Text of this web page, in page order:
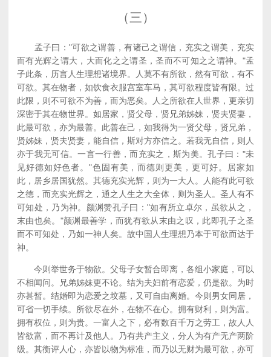
（三）
孟子曰："可欲之谓善，有诸己之谓信，充实之谓美，充实
而有光辉之谓大，大而化之之谓圣，圣而不可知之之谓神。"孟
子此条，历言人生理想诸境界。人莫不有所欲，然有可欲，有不
可欲。其在物者，如饮食衣服宫室车马，其可欲程度皆有限。过
此限，则不可欲不为善，而为恶矣。人之所欲在人世界，更亲切
深密于其在物世界。如居家，贤父母，贤兄弟姊妹，贤夫贤妻，
此最可欲，亦为最善。此善在己，如我得为一贤父母，贤兄弟，
贤姊妹，贤夫贤妻，能自信，斯对方亦信之。若我无自信，则人
亦于我无可信。一言一行善，而充实之，斯为美。孔子曰："未
见好德如好色者。"色固有美，而德则更美，更可好。居家如
此，居乡居国犹然。其德充实光辉，则为一大人。人能有此可欲
之德，而充实光辉之，通之人生之大全体，则为圣人。圣人有不
可知处，乃为神。颜渊赞孔子曰："如有所立卓尔，虽欲从之，
末由也矣。"颜渊最善学，而犹有欲从末由之叹，此即孔子之圣
而不可知处，乃如一神人矣。故中国人生理想乃本于可欲而达于
神。
今则举世务于物欲。父母子女暂合即离，各组小家庭，可以
不相闻问。兄弟姊妹更不论。结为夫妇前有恋爱，仍是欲。为时
亦甚暂。结婚即为恋爱之坟墓，又可自由离婚。今则男女同居，
可省一切手续。所欲尽在外，在物不在心。拥有财利，则为富。
拥有权位，则为贵。一富人之下，必有数百千万之劳工，故人人
皆欲富，而不再计及他人。乃有共产主义，分人为有产无产两阶
级。其衡评人心，亦皆以物为标准，而乃以无财为最可欲，亦可